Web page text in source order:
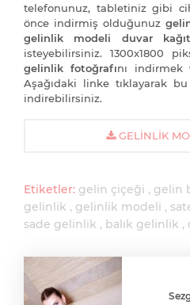
telefonunuz, tabletiniz gibi
önce indirmiş olduğunuz
gelinlik modeli duvar
isteyebilirsiniz. 1300x1800
gelinlik fotoğrafını indirmek
Aşağıdaki linke tıklayarak
indirebilirsiniz.
GELINLIK
Etiketler: gelin çiçeği gelin
gelinlik
gelinlik modeli
sade gelinlik
balık gelinlik